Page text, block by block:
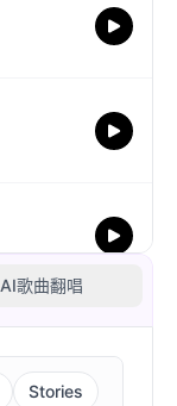
AI歌曲翻唱
Stories